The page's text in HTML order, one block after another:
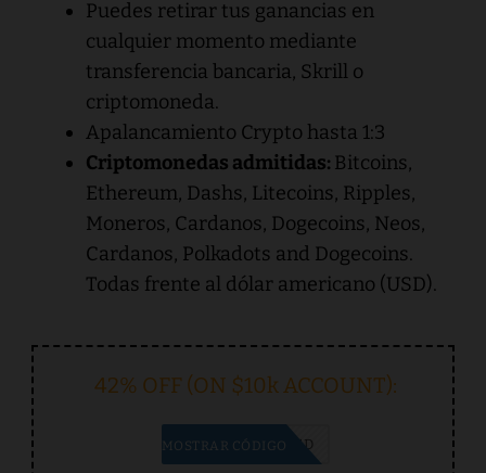
Puedes retirar tus ganancias en
cualquier momento mediante
transferencia bancaria, Skrill o
criptomoneda.
Apalancamiento Crypto hasta 1:3
Criptomonedas admitidas: Bitcoins,
Ethereum, Dashs, Litecoins, Ripples,
Moneros, Cardanos, Dogecoins, Neos,
Cardanos, Polkadots and Dogecoins.
Todas frente al dólar americano (USD).
42% OFF (ON $10k ACCOUNT):
NO CODE NEEDED
MOSTRAR CÓDIGO